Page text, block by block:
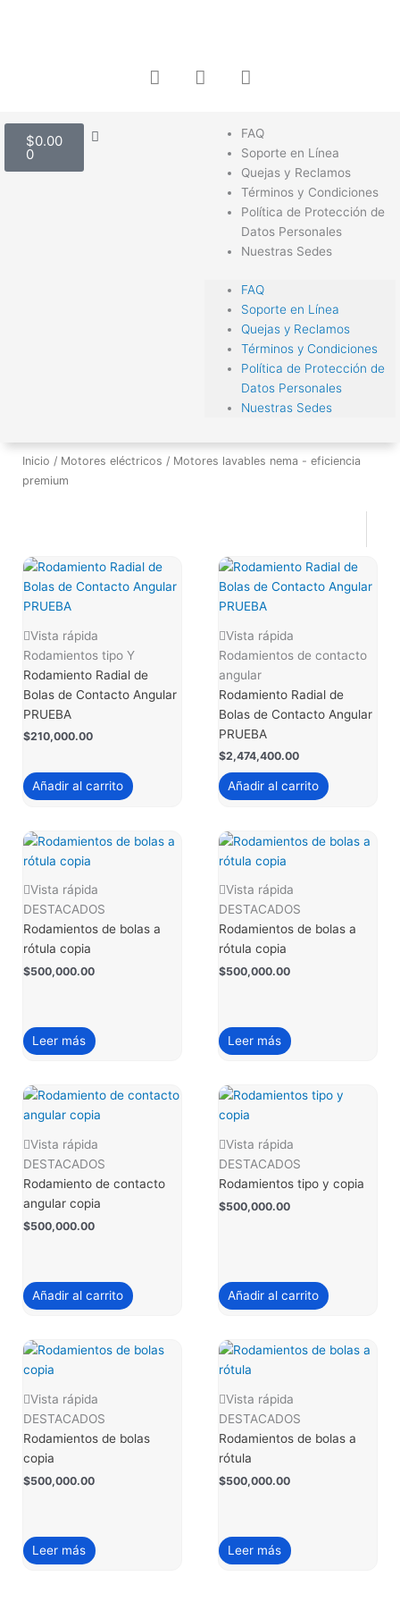
F
a
I
n
W
h
t
s
a
p
p
$0.00
0
Carrito
FAQ
Soporte en Línea
Quejas y Reclamos
Términos y Condiciones
Política de Protección de
Datos Personales
Nuestras Sedes
FAQ
Soporte en Línea
Quejas y Reclamos
Términos y Condiciones
Política de Protección de
Datos Personales
Nuestras Sedes
Inicio / Motores eléctricos / Motores lavables nema - eficiencia
premium
Vista rápida
Rodamientos tipo Y
Rodamiento Radial de
Bolas de Contacto Angular
PRUEBA
$210,000.00
Añadir al carrito
Vista rápida
Rodamientos de contacto
angular
Rodamiento Radial de
Bolas de Contacto Angular
PRUEBA
$2,474,400.00
Añadir al carrito
Vista rápida
DESTACADOS
Rodamientos de bolas a
rótula copia
$500,000.00
Leer más
Vista rápida
DESTACADOS
Rodamientos de bolas a
rótula copia
$500,000.00
Leer más
Vista rápida
DESTACADOS
Rodamiento de contacto
angular copia
$500,000.00
Añadir al carrito
Vista rápida
DESTACADOS
Rodamientos tipo y copia
$500,000.00
Añadir al carrito
Vista rápida
DESTACADOS
Rodamientos de bolas
copia
$500,000.00
Leer más
Vista rápida
DESTACADOS
Rodamientos de bolas a
rótula
$500,000.00
Leer más